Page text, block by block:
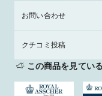
お問い合わせ
クチコミ投稿
この商品を見てい